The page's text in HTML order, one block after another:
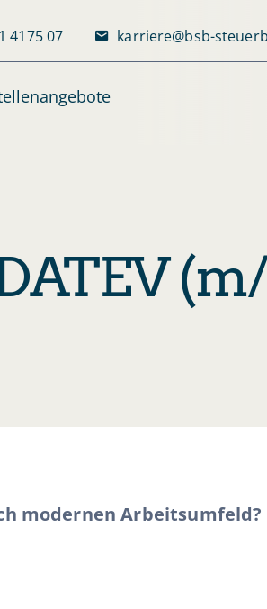
4175 07 karriere@bsb-
modernen Arbeitsumfeld?